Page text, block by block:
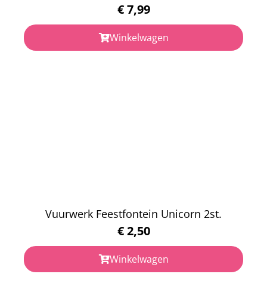
€7,99
Winkelwagen
Vuurwerk Feestfontein Unicorn 2st.
€2,50
Winkelwagen